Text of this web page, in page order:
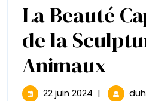
La Beauté
de la
AnimauxLa
22 juin 2024 22|